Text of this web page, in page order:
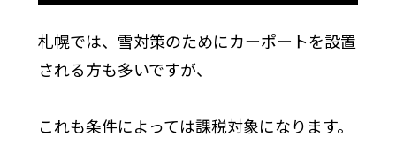
札幌では、雪対策のためにカーポートを設置
される方も多いですが、
これも条件によっては課税対象になります。